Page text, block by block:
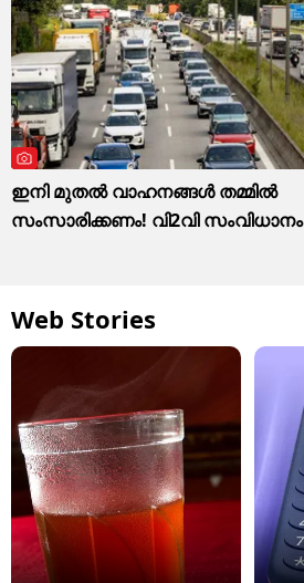
ഇനി മുതൽ വാഹനങ്ങൾ തമ്മിൽ
സംസാരിക്കണം! വി2വി സംവിധാനം
Web Stories